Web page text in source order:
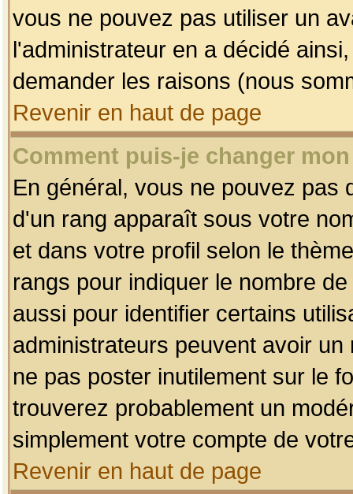
vous ne pouvez pas utiliser un
l'administrateur en a décidé
demander les raisons (nous
Revenir en haut de page
Comment puis-je changer
En général, vous ne pouvez pas
d'un rang apparaît sous votre
et dans votre profil selon le
rangs pour indiquer le nombre
aussi pour identifier certains
administrateurs peuvent avoir
ne pas poster inutilement sur le
trouverez probablement un
simplement votre compte de
Revenir en haut de page